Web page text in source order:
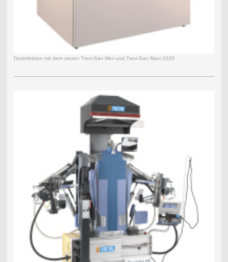
Desinfektion mit dem neuen Trevi-San Mini und Trevi-San Maxi 2020